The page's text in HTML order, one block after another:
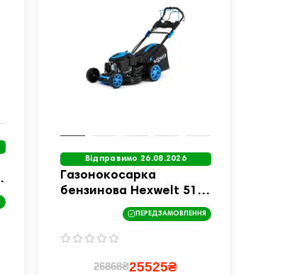
Відправимо 26.08.2026
Газонокосарка
бензинова Hexwelt 51
см 3,8 кВт з приводом
ПЕРЕДЗАМОВЛЕННЯ
26868₴25525₴